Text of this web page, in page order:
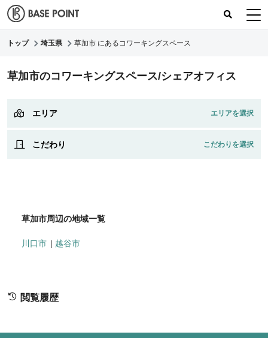
コワーキングスペース
コワーキングレポート
トップ 埼玉県 草加市 にあるコワーキングスペース
草加市のコワーキングスペース/シェアオフィス
エリア
こだわり
草加市周辺の地域一覧
川口市 越谷市
閲覧履歴